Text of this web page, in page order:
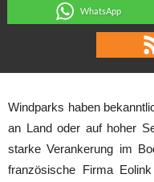
WhatsApp
Windparks haben
an Land oder auf hoher
starke Verankerung im
französische Firma